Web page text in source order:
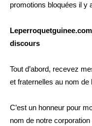
promotions bloquées il y
discours
Tout d’abord, recevez
et fraternelles au nom de
C’est un honneur pour
nom de notre